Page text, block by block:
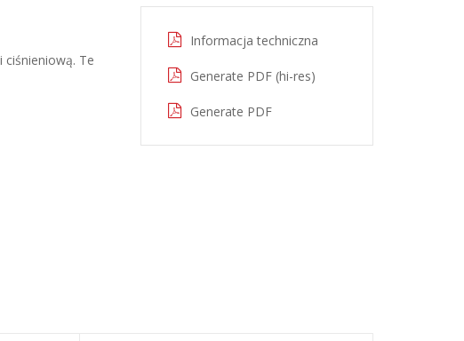
Te
Informacja techniczna
Generate PDF (hi-res)
Generate PDF